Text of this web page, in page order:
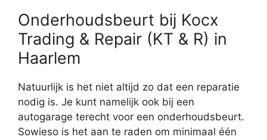
Onderhoudsbeurt bij Kocx
Trading & Repair (KT & R) in
Haarlem
Natuurlijk is het niet altijd zo dat een reparatie
nodig is. Je kunt namelijk ook bij een
autogarage terecht voor een onderhoudsbeurt.
Sowieso is het aan te raden om minimaal één